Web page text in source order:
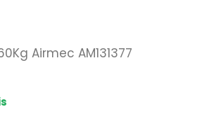
Airmec AM131377